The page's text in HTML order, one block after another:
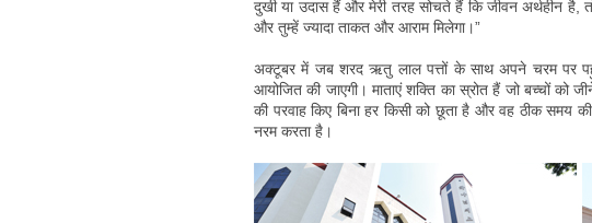
दुखी या उदास हैं और मेरी तरह सोचते हैं कि जीवन अर्थहीन
और तुम्हें ज्यादा ताकत और आराम मिलेगा।”
अक्टूबर में जब शरद ऋतु लाल पत्तों के साथ अपने चरम पर
आयोजित की जाएगी। माताएं शक्ति का स्रोत हैं जो बच्चों को
की परवाह किए बिना हर किसी को छूता है और वह ठीक समय
नरम करता है।